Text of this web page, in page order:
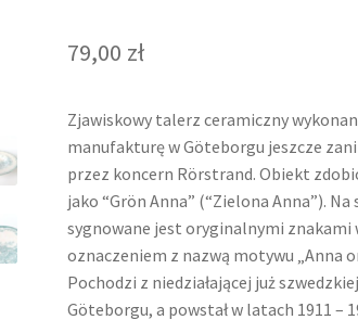
79,00 zł
Zjawiskowy talerz ceramiczny
manufakturę w Göteborgu jeszcze
przez koncern Rörstrand. Obiekt
jako “Grön Anna” (“Zielona Anna”).
sygnowane jest oryginalnymi znakami
oznaczeniem z nazwą motywu „Anna
Pochodzi z niedziałającej już
Göteborgu, a powstał w latach 1911 –